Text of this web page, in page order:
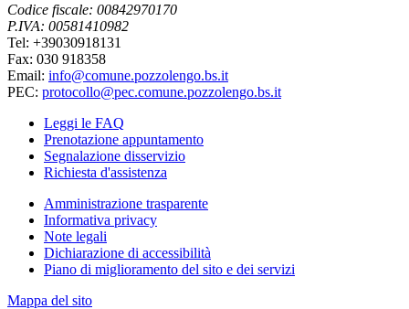
Codice fiscale: 00842970170
P.IVA: 00581410982
Tel: +39030918131
Fax: 030 918358
Email: info@comune.pozzolengo.bs.it
PEC: protocollo@pec.comune.pozzolengo.bs.it
Leggi le FAQ
Prenotazione appuntamento
Segnalazione disservizio
Richiesta d'assistenza
Amministrazione trasparente
Informativa privacy
Note legali
Dichiarazione di accessibilità
Piano di miglioramento del sito e dei servizi
Mappa del sito